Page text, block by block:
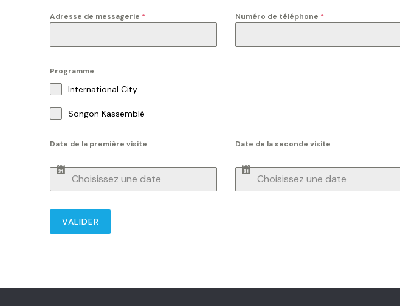
Adresse de messagerie * Numéro de téléphone *
Programme
International City
Songon Kassemblé
Date de la première visite Date de la seconde visite
VALIDER